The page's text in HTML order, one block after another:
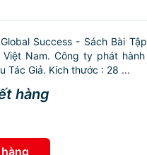
Success - Sách Bài
Việt Nam. Công ty phát
Tác Giả. Kích thước : 28 ...
hàng